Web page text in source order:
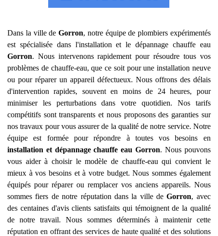
Dans la ville de Gorron, notre équipe de plombiers expérimentés
est spécialisée dans l'installation et le dépannage chauffe eau
Gorron. Nous intervenons rapidement pour résoudre tous vos
problèmes de chauffe-eau, que ce soit pour une installation neuve
ou pour réparer un appareil défectueux. Nous offrons des délais
d'intervention rapides, souvent en moins de 24 heures, pour
minimiser les perturbations dans votre quotidien. Nos tarifs
compétitifs sont transparents et nous proposons des garanties sur
nos travaux pour vous assurer de la qualité de notre service. Notre
équipe est formée pour répondre à toutes vos besoins en
installation et dépannage chauffe eau Gorron. Nous pouvons
vous aider à choisir le modèle de chauffe-eau qui convient le
mieux à vos besoins et à votre budget. Nous sommes également
équipés pour réparer ou remplacer vos anciens appareils. Nous
sommes fiers de notre réputation dans la ville deGorron, avec
des centaines d'avis clients satisfaits qui témoignent de la qualité
de notre travail. Nous sommes déterminés à maintenir cette
réputation en offrant des services de haute qualité et des solutions